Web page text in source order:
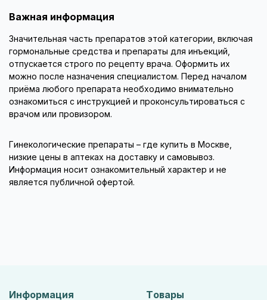
Важная информация
Значительная часть препаратов этой категории, включая
гормональные средства и препараты для инъекций,
отпускается строго по рецепту врача. Оформить их
можно после назначения специалистом. Перед началом
приёма любого препарата необходимо внимательно
ознакомиться с инструкцией и проконсультироваться с
врачом или провизором.
Гинекологические препараты – где купить в Москве,
низкие цены в аптеках на доставку и самовывоз.
Информация носит ознакомительный характер и не
является публичной офертой.
Информация Товары